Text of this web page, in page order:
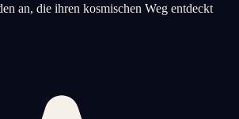
an, die ihren kosmischen Weg entdeckt